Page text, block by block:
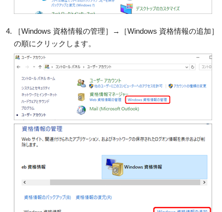
［Windows 資格情報の管理］→［Windows 資格情報の追加］
の順にクリックします。